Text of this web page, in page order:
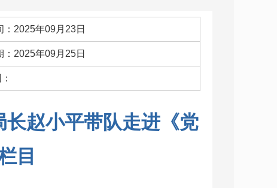
：2025年09月23日
：2025年09月25日
赵小平带队走进《党
目